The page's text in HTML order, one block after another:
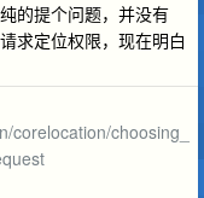
的提个问题，并没有
求定位权限，现在明白
choosing_